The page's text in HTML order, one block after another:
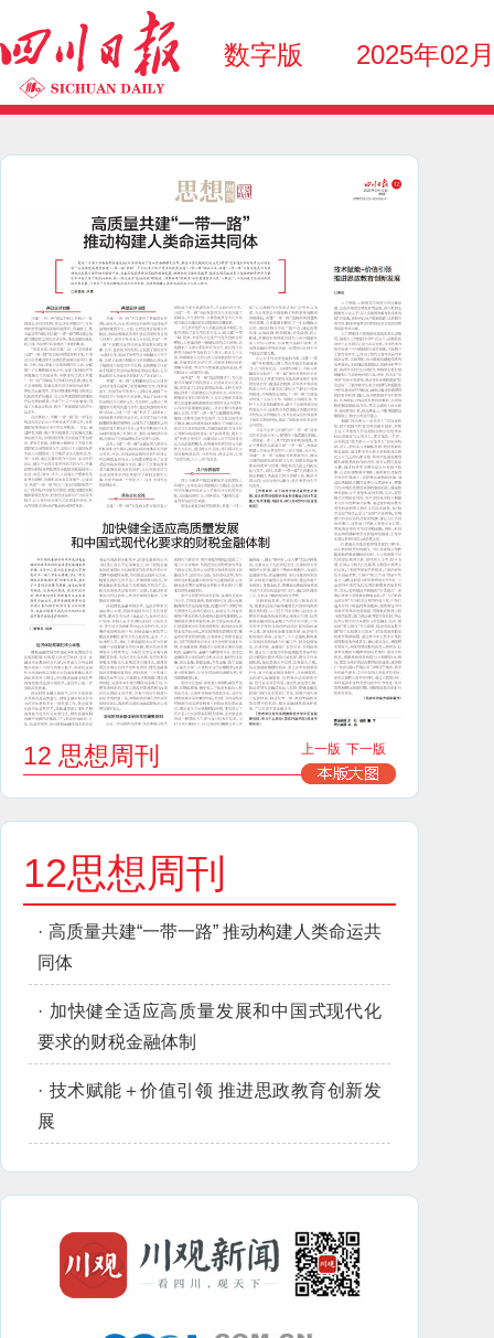
数字版 2025年02
12 思想周刊 上一版 下一版
12思想周刊
· 高质量共建“一带一路” 推动构建人类命运共
同体
· 加快健全适应高质量发展和中国式现代化
要求的财税金融体制
· 技术赋能＋价值引领 推进思政教育创新发
展